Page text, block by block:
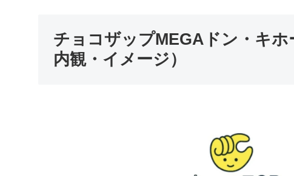
チョコザップMEGAドン・キホ
内観・イメージ）